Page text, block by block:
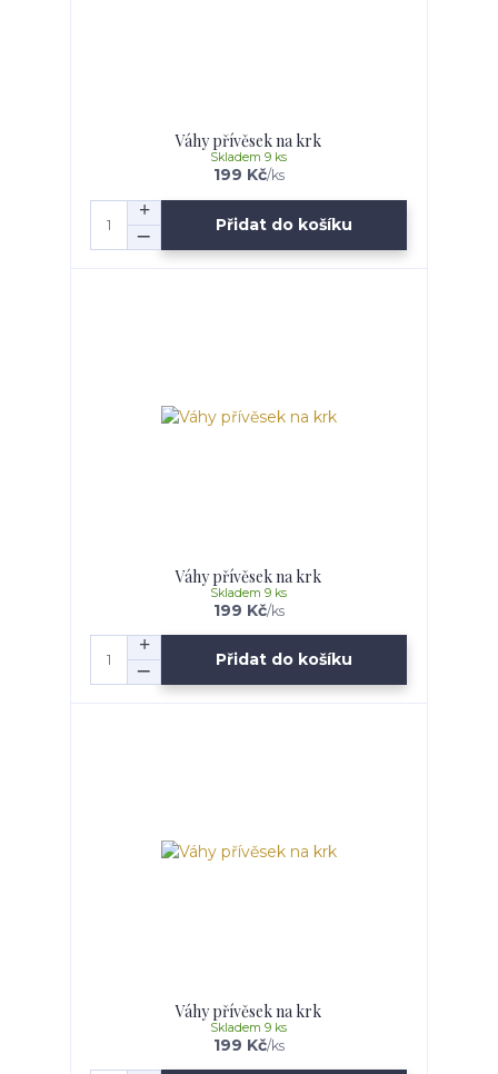
Váhy přívěsek na krk
199 Kč/ks
Skladem 9 ks
Přidat do košíku
Váhy přívěsek na krk
199 Kč/ks
Skladem 9 ks
Přidat do košíku
Váhy přívěsek na krk
199 Kč/ks
Skladem 9 ks